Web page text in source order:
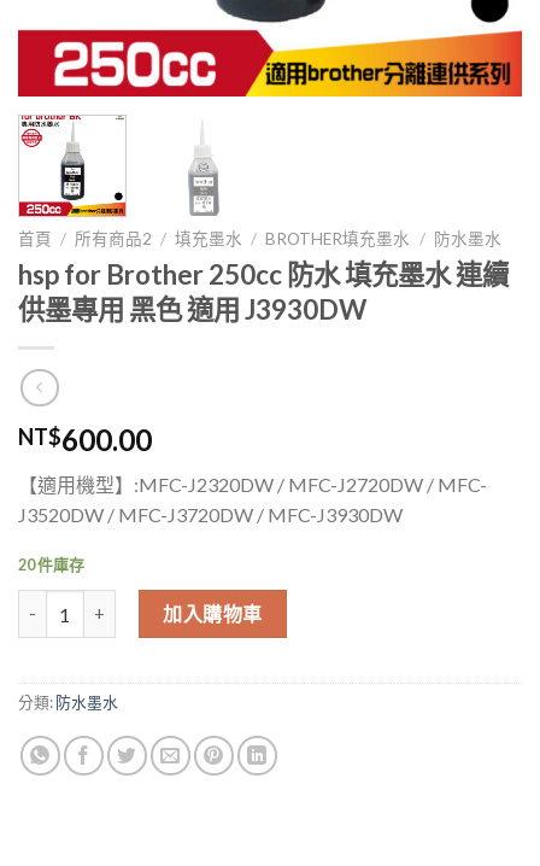
首頁 / 所有商品2 / 填充墨水 / BROTHER填充墨水 / 防水墨水
hsp for Brother 250cc 防水 填充墨水 連續
供墨專用 黑色 適用 J3930DW
NT$600.00
【適用機型】:MFC-J2320DW / MFC-J2720DW / MFC-
J3520DW / MFC-J3720DW / MFC-J3930DW
20 件庫存
hsp for Brother 250cc 防水 填充墨水 連續供墨專用 黑色 適用
加入購物車
分類: 防水墨水